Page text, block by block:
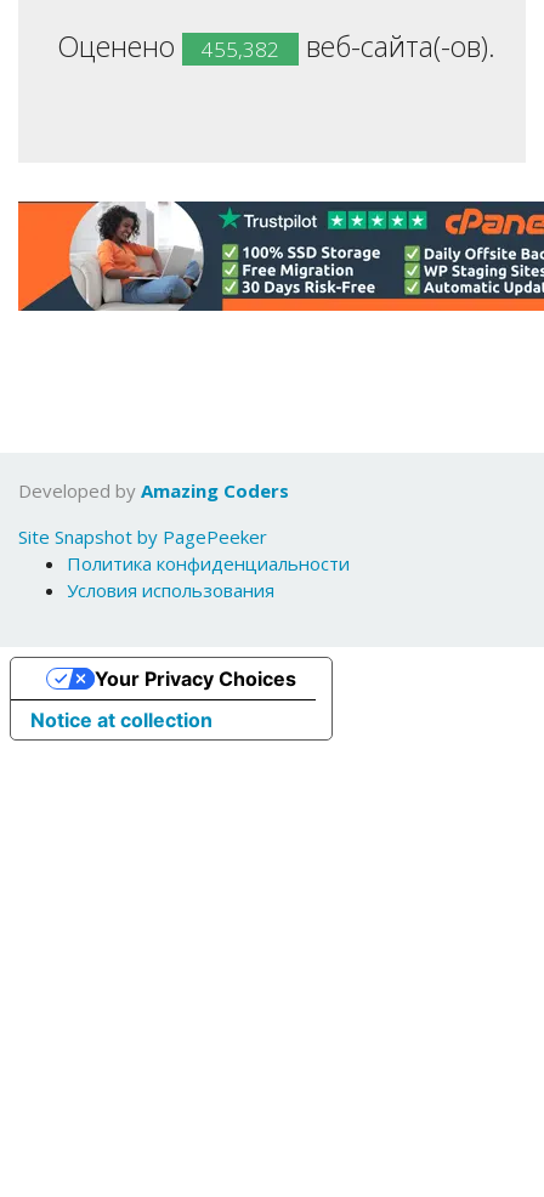
Оценено 455,382 веб-сайта(-ов).
Developed by Amazing Coders
Site Snapshot by PagePeeker
Политика конфиденциальности
Условия использования
Notice at collection
Your Privacy Choices